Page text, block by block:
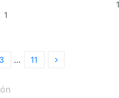
3 … 11